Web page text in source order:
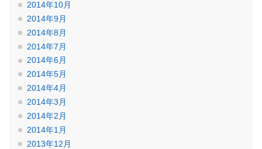
2014年10月
2014年9月
2014年8月
2014年7月
2014年6月
2014年5月
2014年4月
2014年3月
2014年2月
2014年1月
2013年12月